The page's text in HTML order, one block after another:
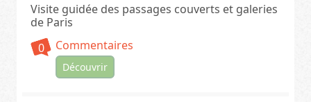
Visite guidée des passages couverts et galeries
de Paris
0
Commentaires
Découvrir